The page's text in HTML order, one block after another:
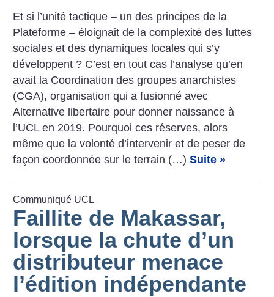
Et si l’unité tactique – un des principes de la
Plateforme – éloignait de la complexité des luttes
sociales et des dynamiques locales qui s’y
développent ? C’est en tout cas l’analyse qu’en
avait la Coordination des groupes anarchistes
(CGA), organisation qui a fusionné avec
Alternative libertaire pour donner naissance à
l’UCL en 2019. Pourquoi ces réserves, alors
même que la volonté d’intervenir et de peser de
façon coordonnée sur le terrain (…)Suite »
Communiqué UCL
Faillite de Makassar,
lorsque la chute d’un
distributeur menace
l’édition indépendante